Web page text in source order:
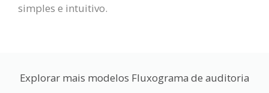
simples e intuitivo.
Explorar mais modelos Fluxograma de auditoria